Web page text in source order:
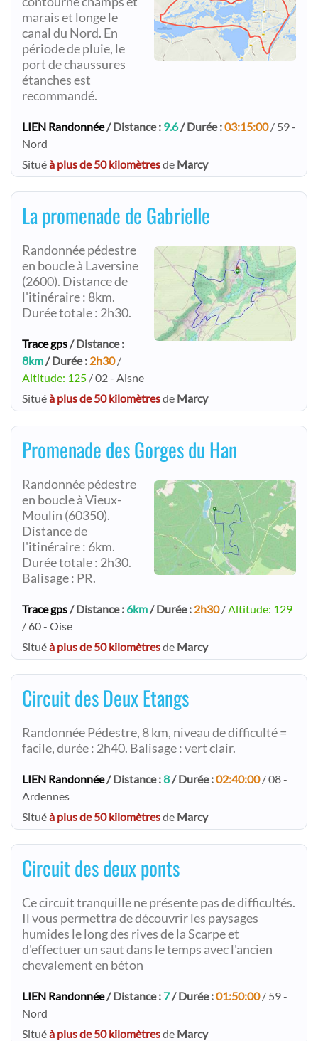
marais et longe le
canal du Nord. En
période de pluie, le
port de chaussures
étanches est
recommandé.
LIEN Randonnée/ Distance : 9.6/ Durée :03:15:00/ 59 -
Nord
Situéà plus de 50 kilomètresde Marcy
La promenade de Gabrielle
Randonnée pédestre
en boucle à Laversine
(2600). Distance de
l'itinéraire : 8km.
Durée totale : 2h30.
Trace gps/ Distance :
8km/ Durée : 2h30/
Altitude: 125 / 02 - Aisne
Situéà plus de 50 kilomètresde Marcy
Promenade des Gorges du Han
Randonnée pédestre
en boucle à Vieux-
Moulin (60350).
Distance de
l'itinéraire : 6km.
Durée totale : 2h30.
Balisage : PR.
Trace gps/ Distance : 6km/ Durée : 2h30/Altitude: 129
/ 60 - Oise
Situéà plus de 50 kilomètresde Marcy
Circuit des Deux Etangs
Randonnée Pédestre, 8 km, niveau de difficulté =
facile, durée : 2h40. Balisage : vert clair.
LIEN Randonnée/ Distance :8/ Durée :02:40:00/ 08 -
Ardennes
Situéà plus de 50 kilomètresde Marcy
Circuit des deux ponts
Ce circuit tranquille ne présente pas de difficultés.
Il vous permettra de découvrir les paysages
humides le long des rives de la Scarpe et
d'effectuer un saut dans le temps avec l'ancien
chevalement en béton
LIEN Randonnée/ Distance : 7/ Durée :01:50:00/ 59 -
Nord
Situéà plus de 50 kilomètresde Marcy